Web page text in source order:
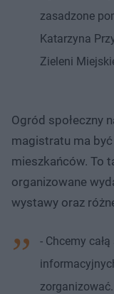
zasadzone
Katarzyna
Zieleni
Ogród społeczny
magistratu ma
mieszkańców. To
organizowane
wystawy oraz
- Chcemy